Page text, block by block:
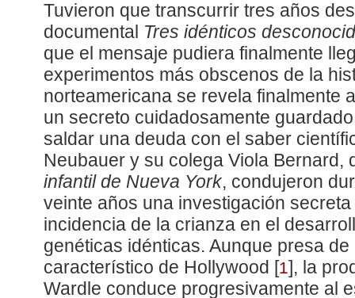
Tuvieron que transcurrir tres años
documental Tres idénticos
que el mensaje pudiera finalmente
experimentos más obscenos de la
norteamericana se revela finalmente
un secreto cuidadosamente
saldar una deuda con el saber
Neubauer y su colega Viola Bernard,
infantil de Nueva York, condujeron
veinte años una investigación
incidencia de la crianza en el
genéticas idénticas. Aunque presa
característico de Hollywood [1] , la
Wardle conduce progresivamente al